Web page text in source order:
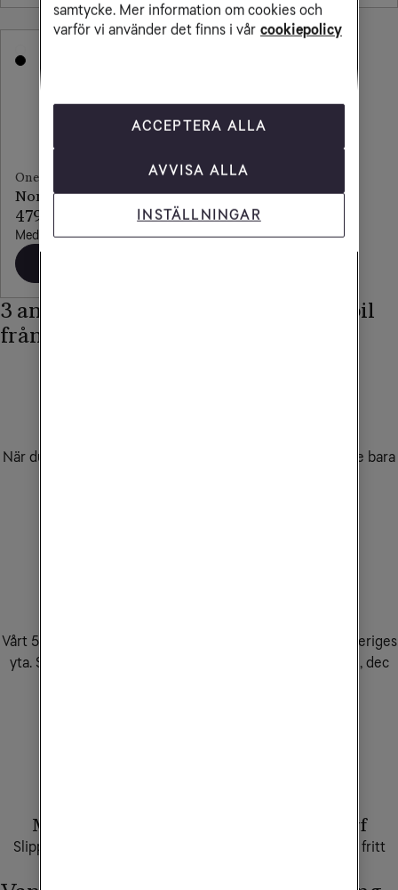
OnePlus
Nord CE5
479 kr/mån
Med obegränsad surf
3 anledningar att köpa din nya mobil
från Tele2
När du köper mobil eller mobilabonnemang hos oss. Ange bara
Vårt 5G-nät täcker 99,9% av befolkningen och 90% av Sveriges
yta. Snabbast 5G-nät för nedladdning enligt Opensignal, dec
Mobilabonnemang med obegränsad surf
Slipp stressen med gigabytes. Streama, jobba och surfa fritt
samtycke. Mer information om cookies och
varför vi använder det finns i vår cookiepolicy
ACCEPTERA ALLA
AVVISA ALLA
INSTÄLLNINGAR